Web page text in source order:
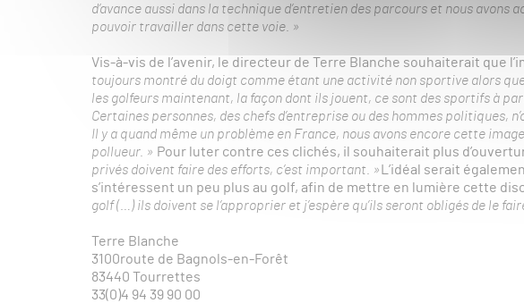
d’avance aussi dans la technique d’entretien des parcours et nous
pouvoir travailler dans cette voie. »
Vis-à-vis de l’avenir, le directeur de Terre Blanche souhaiterait que
toujours montré du doigt comme étant une activité non sportive alors que
les golfeurs maintenant, la façon dont ils jouent, ce sont des sportifs à
Certaines personnes, des chefs d’entreprise ou des hommes politiques,
Il y a quand même un problème en France, nous avons encore cette
pollueur. » Pour luter contre ces clichés, il souhaiterait plus
privés doivent faire des efforts, c’est important. » L’idéal serait
s’intéressent un peu plus au golf, afin de mettre en lumière cette
golf (…) ils doivent se l’approprier et j’espère qu’ils seront obligés de le
Terre Blanche
3100route de Bagnols-en-Forêt
83440 Tourrettes
33(0)4 94 39 90 00